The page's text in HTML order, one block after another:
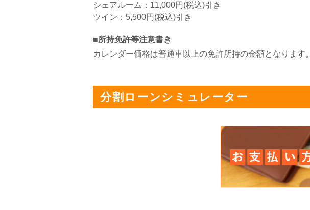
シェアルーム：11,000円(税込)引き
ツイン：5,500円(税込)引き
■所持免許等注意書き
カレンダー価格は普通車以上の免許所持の金額となります。
分割ローンシミュレーター